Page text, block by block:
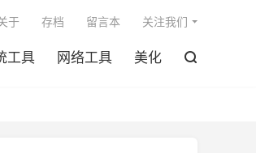
工具 网络工具 美化 
于 存档 留言本 关注我们